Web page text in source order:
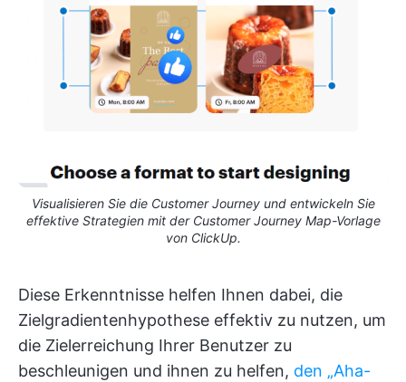
Visualisieren Sie die Customer Journey und entwickeln Sie
effektive Strategien mit der Customer Journey Map-Vorlage
von ClickUp.
Diese Erkenntnisse helfen Ihnen dabei, die
Zielgradientenhypothese effektiv zu nutzen, um
die Zielerreichung Ihrer Benutzer zu
beschleunigen und ihnen zu helfen, den „Aha-